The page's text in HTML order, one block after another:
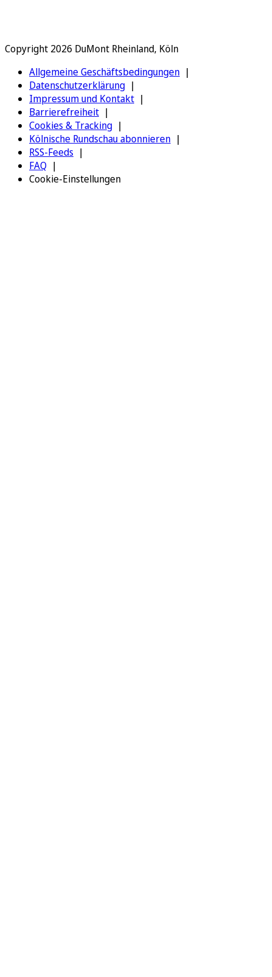
Copyright 2026 DuMont Rheinland, Köln
Allgemeine Geschäftsbedingungen
Datenschutzerklärung
Impressum und Kontakt
Barrierefreiheit
Cookies & Tracking
Kölnische Rundschau abonnieren
RSS-Feeds
FAQ
Cookie-Einstellungen